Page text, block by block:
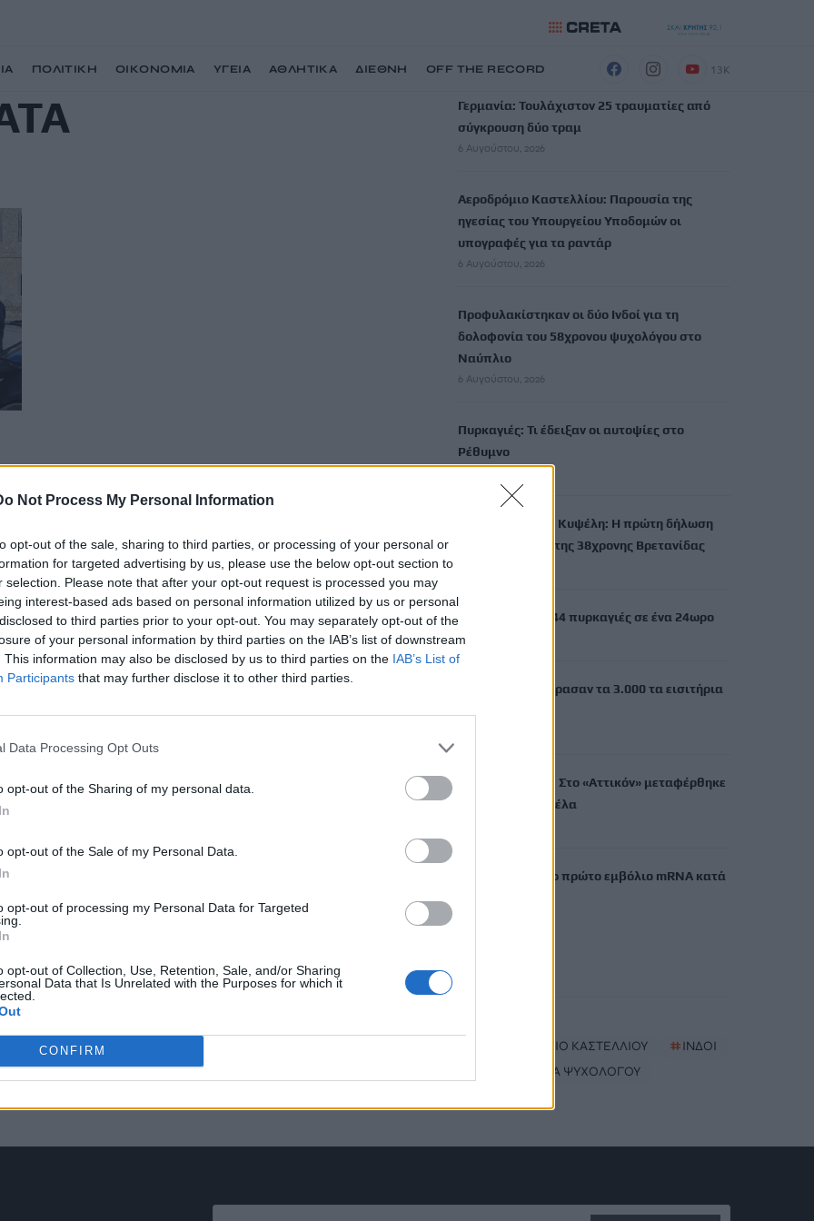
Not Process My Personal Information
opt-out of the sale, sharing to third parties, or processing of your personal or
for targeted advertising by us, please use the below opt-out section to
selection. Please note that after your opt-out request is processed you may
interest-based ads based on personal information utilized by us or personal
to third parties prior to your opt-out. You may separately opt-out of the
of your personal information by third parties on the IAB’s list of downstream
This information may also be disclosed by us to third parties on the IAB’s List of
Participants that may further disclose it to other third parties.
Data Processing Opt Outs
opt-out of the Sharing of my personal data.
opt-out of the Sale of my Personal Data.
opt-out of processing my Personal Data for Targeted
opt-out of Collection, Use, Retention, Sale, and/or Sharing
Data that Is Unrelated with the Purposes for which it
CONFIRM
ΠΟΛΙΤΙΚΗ ΟΙΚΟΝΟΜΙΑ ΥΓΕΙΑ ΑΘΛΗΤΙΚΑ ΔΙΕΘΝΗ OFF THE RECORD 13K
ΡΟΗ ΕΙΔΗΣΕΩΝ
Γερμανία: Τουλάχιστον 25 τραυματίες από
σύγκρουση δύο τραμ
6 Αυγούστου, 2026
Αεροδρόμιο Καστελλίου: Παρουσία της
ηγεσίας του Υπουργείου Υποδομών οι
υπογραφές για τα ραντάρ
6 Αυγούστου, 2026
Προφυλακίστηκαν οι δύο Ινδοί για τη
δολοφονία του 58χρονου ψυχολόγου στο
Ναύπλιο
6 Αυγούστου, 2026
Πυρκαγιές: Τι έδειξαν οι αυτοψίες στο
Ρέθυμνο
Δολοφονία στην Κυψέλη: Η πρώτη δήλωση
της οικογένειας της 38χρονης Βρετανίδας
Πυροσβεστική: 44 πυρκαγιές σε ένα 24ωρο
6 Αυγούστου, 2026
Super Cup: Ξεπέρασαν τα 3.000 τα εισιτήρια
Τροχαίο στο ΙΤΕ: Στο «Αττικόν» μεταφέρθηκε
η 20χρονη Ραφαέλα
FDA: Ενέκρινε το πρώτο εμβόλιο mRNA κατά
ΑΕΡΟΔΡΟΜΙΟ ΚΑΣΤΕΛΛΙΟΥ #ΙΝΔΟΙ
ΔΟΛΟΦΟΝΙΑ ΨΥΧΟΛΟΓΟΥ